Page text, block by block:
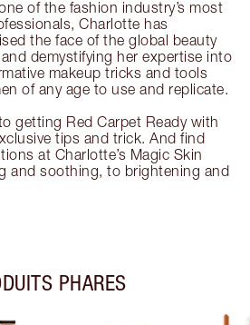
of the fashion industry’s most
Charlotte has
the face of the global beauty
demystifying her expertise into
makeup tricks and tools
of any age to use and replicate.
getting Red Carpet Ready with
tips and trick. And find
at Charlotte’s Magic Skin
and soothing, to brightening and
PHARES